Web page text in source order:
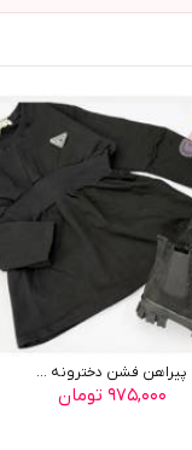
پيراهن فشن دخترونه ...
۹۷۵,۰۰۰ تومان